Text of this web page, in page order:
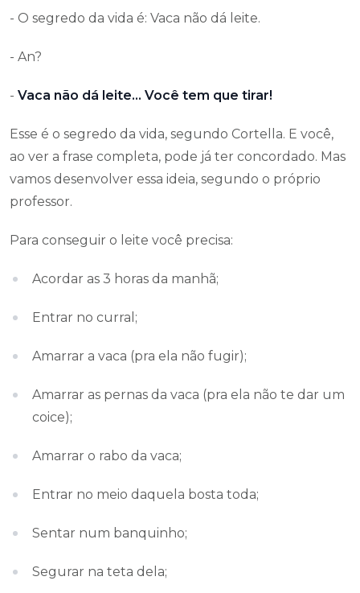
- O segredo da vida é: Vaca não dá leite.
- An?
- Vaca não dá leite… Você tem que tirar!
Esse é o segredo da vida, segundo Cortella. E você,
ao ver a frase completa, pode já ter concordado. Mas
vamos desenvolver essa ideia, segundo o próprio
professor.
Para conseguir o leite você precisa:
Acordar as 3 horas da manhã;
Entrar no curral;
Amarrar a vaca (pra ela não fugir);
Amarrar as pernas da vaca (pra ela não te dar um
coice);
Amarrar o rabo da vaca;
Entrar no meio daquela bosta toda;
Sentar num banquinho;
Segurar na teta dela;